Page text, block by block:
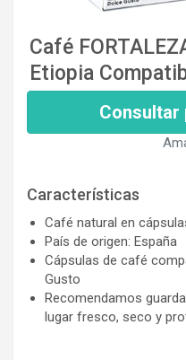
Café
Etiopia
Consultar
Características
Café natural en
País de origen: España
Cápsulas de café
Gusto
Recomendamos
lugar fresco, seco y